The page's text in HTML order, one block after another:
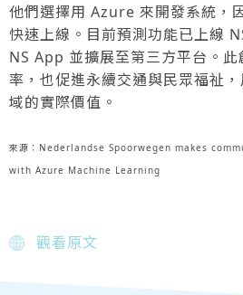
他們選擇用 Azure 來開發系統，
快速上線。目前預測功能已上線
NS App 並擴展至第三方平台。
率，也促進永續交通與民眾福祉
域的實際價值。
來源：Nederlandse Spoorwegen makes
with Azure Machine Learning
觀看原文